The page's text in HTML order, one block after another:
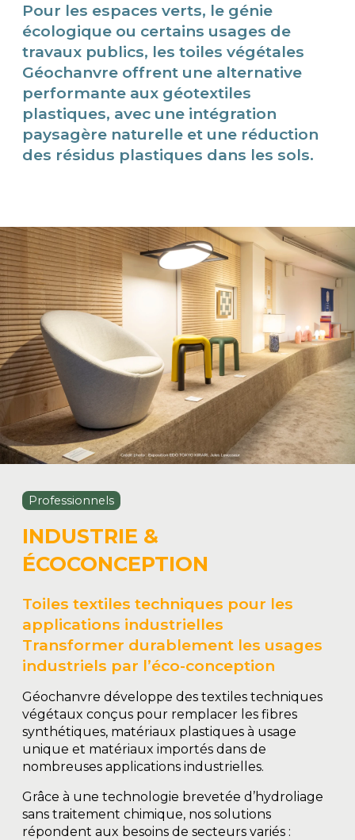
Pour les espaces verts, le génie
écologique ou certains usages de
travaux publics, les toiles végétales
Géochanvre offrent une alternative
performante aux géotextiles
plastiques, avec une intégration
paysagère naturelle et une réduction
des résidus plastiques dans les sols.
Professionnels
INDUSTRIE &
ÉCOCONCEPTION
Toiles textiles techniques pour les
applications industrielles
Transformer durablement les usages
industriels par l’éco-conception
Géochanvre développe des textiles techniques
végétaux conçus pour remplacer les fibres
synthétiques, matériaux plastiques à usage
unique et matériaux importés dans de
nombreuses applications industrielles.
Grâce à une technologie brevetée d’hydroliage
sans traitement chimique, nos solutions
répondent aux besoins de secteurs variés :